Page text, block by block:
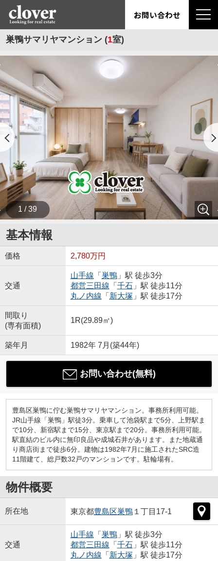
お問い合わせ
巣鴨サマリヤマンション (1室)
1 / 39
基本情報
価格 2,780万円
交通
山手線 「 巣鴨」駅 徒歩3分
都営三田線 「 千石」駅 徒歩11分
丸ノ内線 「 新大塚 」駅 徒歩17分
間取り
(専有面積)
1R(29.89㎡)
築年月 1982年 7月(築44年)
お問い合わせ(無料)
豊島区巣鴨に佇む巣鴨サマリヤマンション。事務所利用可能。
JR山手線「巣鴨」駅徒3分。乗車して池袋駅まで5分、上野駅ま
で10分、新宿駅まで15分、東京駅まで20分。事務所利用可能。
駅直結のビル内に無印良品や成城石井があります。また地蔵通
り商店街まで徒歩6分。建物は1982年7月に施工されたSRC造
11階建て、総戸数32戸のマンションです。駐輪場有。
物件概要
所在地 東京都豊島区巣鴨１丁目17-1
交通
山手線 「 巣鴨」駅 徒歩3分
都営三田線 「 千石」駅 徒歩11分
丸ノ内線 「 新大塚 」駅 徒歩17分